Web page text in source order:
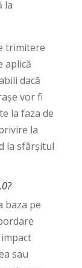
la
trimitere
aplică
dacă
vor fi
la faza de
la
la sfârșitul
baza pe
sau